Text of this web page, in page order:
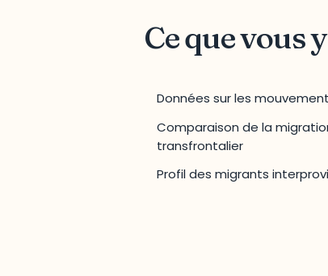
Ce que vous
Données sur les
Comparaison de la
transfrontalier
Profil des migrants